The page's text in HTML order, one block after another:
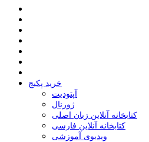
خرید پکیج
ﺁﭘﺘﻮﺩﯾﺖ
ﮊﻭﺭﻧﺎﻝ
کتابخانه آنلاین زبان اصلی
کتابخانه آنلاین فارسی
ویدیوی آموزشی